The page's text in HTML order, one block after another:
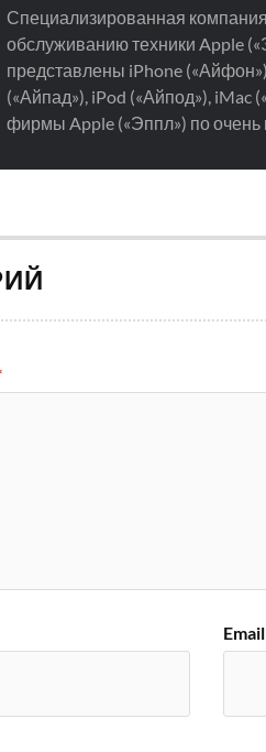
Специализированная
обслуживанию техники Apple
представлены iPhone
(«Айпад»), iPod («Айпод»), iMac
фирмы Apple («Эппл») по
Email